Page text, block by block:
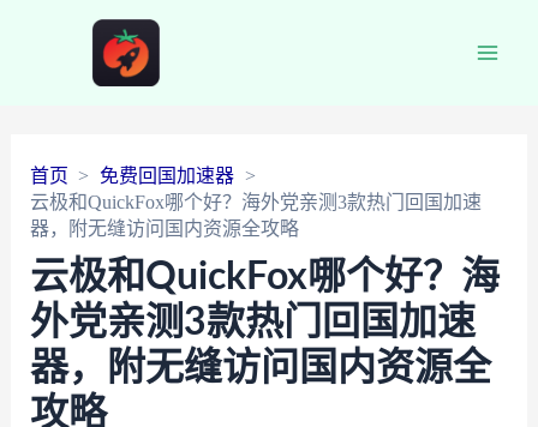
首页
免费回国加速器
云极和QuickFox哪个好？海外党亲测3款热门回国加速
器，附无缝访问国内资源全攻略
云极和QuickFox哪个好？海
外党亲测3款热门回国加速
器，附无缝访问国内资源全
攻略